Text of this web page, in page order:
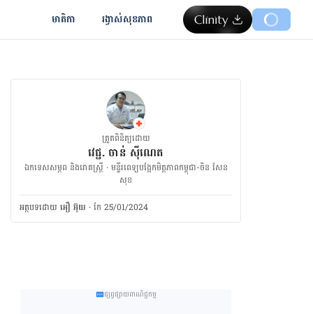
មាតិកា រង្វាស់​សុខភាព
ត្រួតពិនិត្យដោយ
វេជ្ជ. ចាន់ ស៊ីណេត
ឯកទេសសម្ភព និងរោគស្ត្រី · ម​ន្ទីរពេទ្យបង្អែកមិត្តភាពកម្ពុជា-ចិន សែន
សុខ
អត្ថបទ​ដោយ អឿ អ៊ុយ ·កែ 25/01/2024
ផ្សព្វផ្សាយពាណិជ្ជកម្ម